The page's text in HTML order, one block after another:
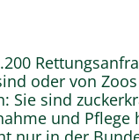
oder von
Sie sind
und Pflege